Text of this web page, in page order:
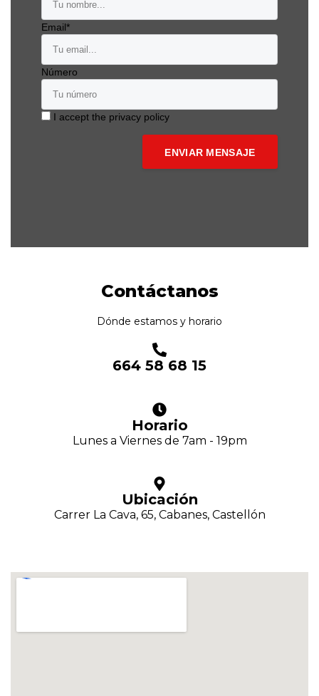
Email*
Número
I accept the privacy policy
Contáctanos
Dónde estamos y horario
664 58 68 15
Horario
Lunes a Viernes de 7am - 19pm
Ubicación
Carrer La Cava, 65, Cabanes, Castellón